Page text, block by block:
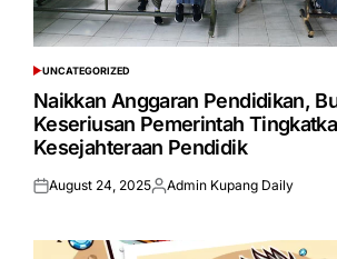
POSTED
IN
UNCATEGORIZED
Naikkan Anggaran Pendidikan,
Keseriusan Pemerintah
Kesejahteraan Pendidik
Posted
August 24, 2025Posted
Admin Kupang Daily